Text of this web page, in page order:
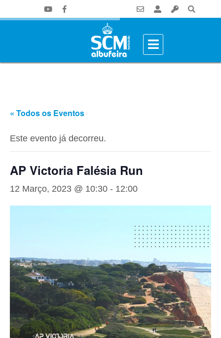
« Todos os Eventos
Este evento já decorreu.
AP Victoria Falésia Run
12 Março, 2023 @ 10:30 - 12:00